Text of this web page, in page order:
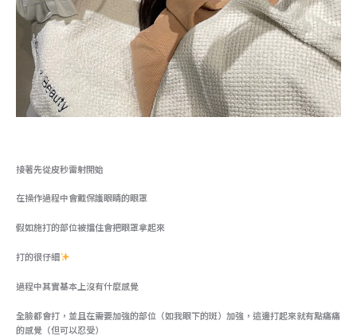
接著先從皮秒雷射開始
在操作過程中會戴保護眼睛的眼罩
假如施打的部位被擋住會把眼罩拿起來
打的很仔細
過程中其實基本上沒有什麼感覺
全臉都會打，並且在需要加強的部位（如我眼下的斑）加強，這邊打起來就有點痛痛
的感覺（但可以忍受）